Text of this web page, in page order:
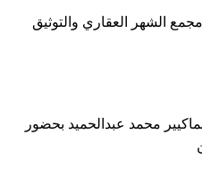
مجمع الشهر العقاري والتوثيق
محمد عبدالحميد بحضور